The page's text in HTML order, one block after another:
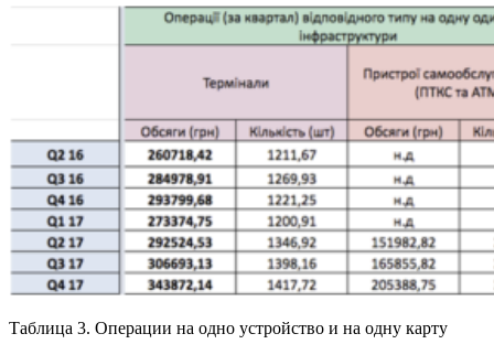
Таблица 3. Операции на одно устройство и на одну карту